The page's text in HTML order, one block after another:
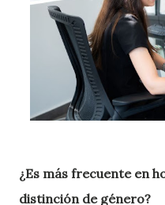
¿Es más frecuente en
distinción de género?